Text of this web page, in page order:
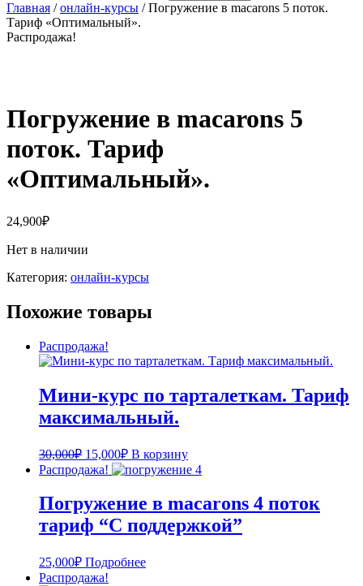
Главная /онлайн-курсы / Погружение в macarons 5 поток.
Тариф «Оптимальный».
Распродажа!
Погружение в macarons 5
поток. Тариф
«Оптимальный».
24,900₽
Нет в наличии
Категория: онлайн-курсы
Похожие товары
Распродажа!
Мини-курс по тарталеткам. Тариф
максимальный.
30,000₽ 15,000₽ В корзину
Распродажа!
Погружение в macarons 4 поток
тариф “С поддержкой”
25,000₽ Подробнее
Распродажа!